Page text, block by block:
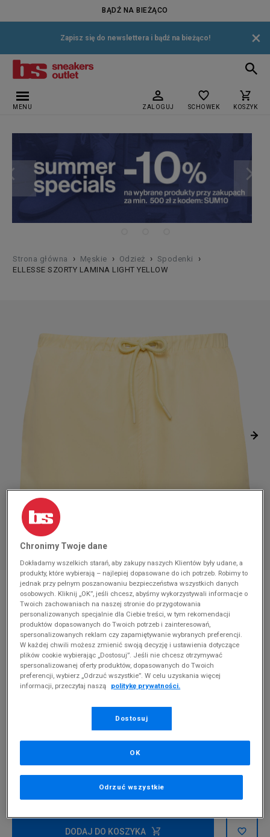
BĄDŹ NA BIEŻĄCO
Zapisz się do newslettera i bądź na bieżąco! ×
MENU ZALOGUJ SCHOWEK KOSZYK
Strona główna › Męskie › Odzież › Spodenki ›
ELLESSE SZORTY LAMINA LIGHT YELLOW
* Zdjęcie poglądowe
ELLESSE SZORTY LAMINA LIGHT YELLOW
Produkt pochodzi z końcówek aktualnych kolekcji, ubiegłych
sezonów lub z ekspozycji.
Szczegóły.
149,99 zł cena rekomendowana przez producenta
79,99 zł
Powiadom o
dostępności
DODAJ DO KOSZYKA
Chronimy Twoje dane
Dokładamy wszelkich starań, aby zakupy naszych Klientów były udane, a
produkty, które wybierają – najlepiej dopasowane do ich potrzeb. Robimy to
jednak przy pełnym poszanowaniu bezpieczeństwa wszystkich danych
osobowych. Kliknij „OK”, jeśli chcesz, abyśmy wykorzystywali informacje o
Twoich zachowaniach na naszej stronie do przygotowania
personalizowanych specjalnie dla Ciebie treści, w tym rekomendacji
produktów dopasowanych do Twoich potrzeb i zainteresowań,
spersonalizowanych reklam czy zapamiętywanie wybranych preferencji.
W każdej chwili możesz zmienić swoją decyzję i ustawienia dotyczące
plików cookie wybierając „Dostosuj”. Jeśli nie chcesz otrzymywać
spersonalizowanej oferty produktów, dopasowanych do Twoich
preferencji, wybierz „Odrzuć wszystkie”. W celu uzyskania więcej
informacji, przeczytaj naszą
politykę prywatności.
Dostosuj
Odrzuć wszystkie
OK